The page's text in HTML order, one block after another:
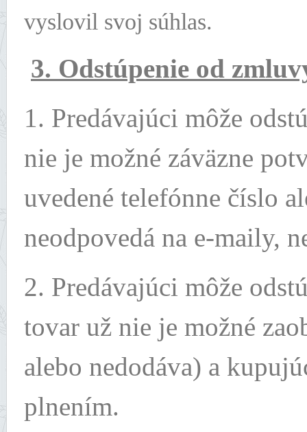
vyslovil svoj súhlas.
3. Odstúpenie od
1. Predávajúci môže
nie je možné záväzne
uvedené telefónne číslo
neodpovedá na e-maily,
2. Predávajúci môže
tovar už nie je možné
alebo nedodáva) a
plnením.